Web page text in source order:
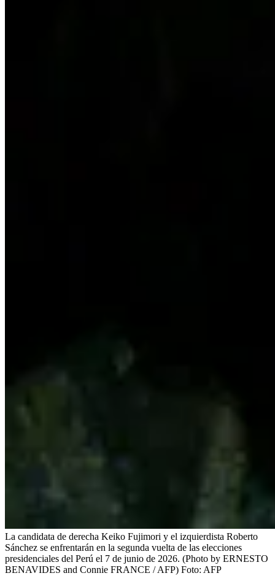
La candidata de derecha Keiko Fujimori y el izquierdista Roberto
Sánchez se enfrentarán en la segunda vuelta de las elecciones
presidenciales del Perú el 7 de junio de 2026. (Photo by ERNESTO
BENAVIDES and Connie FRANCE / AFP) Foto: AFP